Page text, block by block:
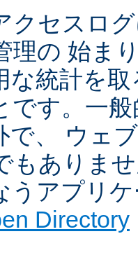
クセスロ
理の 始ま
な統計を
です。一
で、 ウェ
もありま
うアプリ
Directory